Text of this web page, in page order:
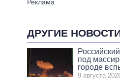
ДРУГИЕ
под
городе
9 августа